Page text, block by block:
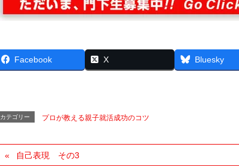
Facebook X Bluesky
カテゴリー プロが教える親子就活成功のコツ
自己表現 その3